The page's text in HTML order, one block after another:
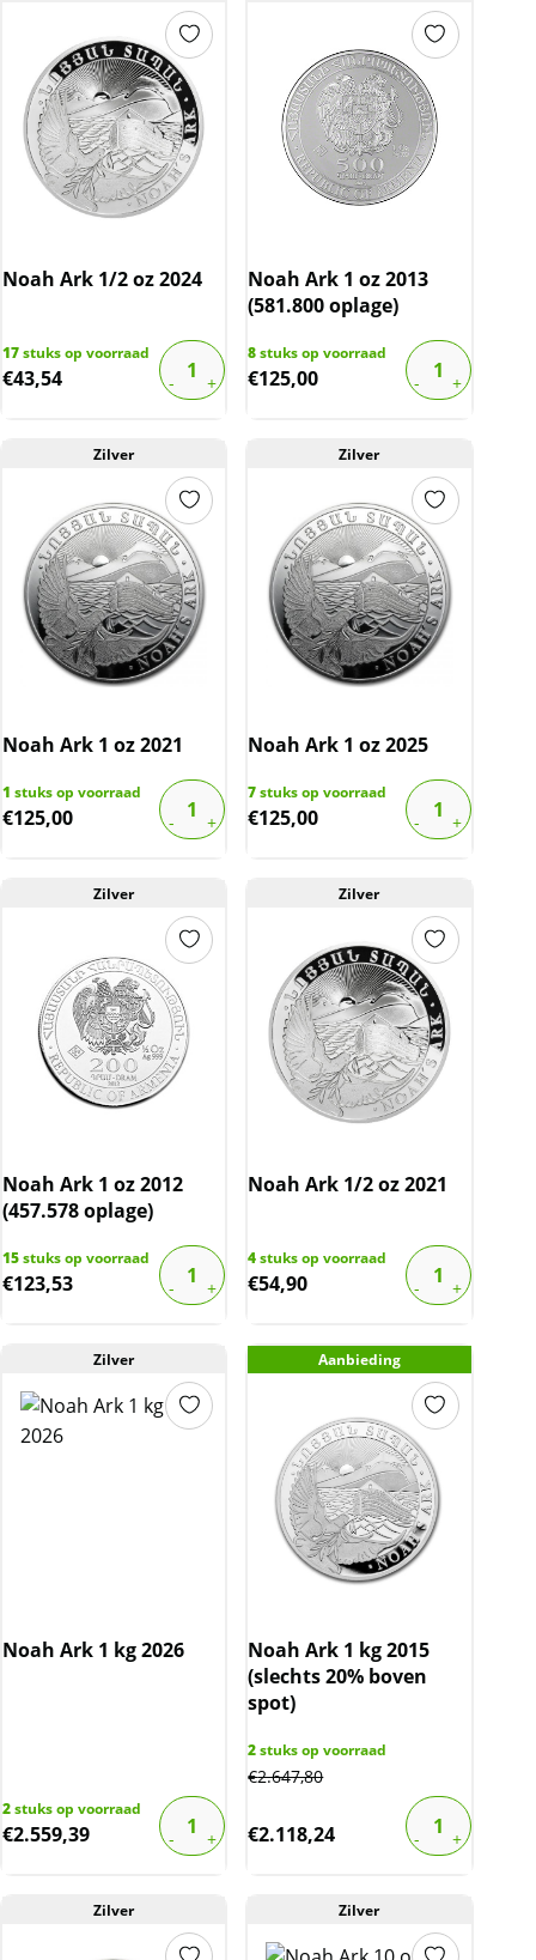
Noah Ark 1/2 oz 2024
17stuks op voorraad
€43,54
Noah Ark 1 oz 2013
(581.800 oplage)
8stuks op voorraad
€125,00
Zilver
Noah Ark 1 oz 2021
1 stuks op voorraad
€125,00
Zilver
Noah Ark 1 oz 2025
7stuks op voorraad
€125,00
Zilver
Noah Ark 1 oz 2012
(457.578 oplage)
15stuks op voorraad
€123,53
Zilver
Noah Ark 1/2 oz 2021
4stuks op voorraad
€54,90
Zilver
Noah Ark 1 kg 2026
2stuks op voorraad
€2.559,39
Aanbieding
Noah Ark 1 kg 2015
(slechts 20% boven
spot)
2stuks op voorraad
€2.647,80
€2.118,24
Zilver Zilver